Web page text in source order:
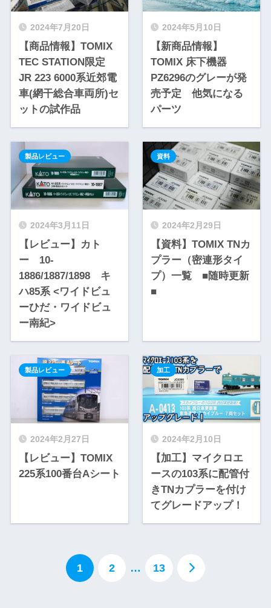
2024年7月20日
【商品情報】TOMIX
TEC STATION限定
JR 223 6000系近郊電
車(網干総合車両所)セ
ットの試作品
2024年5月10日
【新商品情報】
TOMIX 床下機器
PZ6296のグレーが発
売予定 他気になる
パーツ
2024年3月11日
【レビュー】カト
ー 10-
1886/1887/1898 キ
ハ85系 <ワイドビュ
ーひだ・ワイドビュ
ー南紀>
製品レビュー
2024年2月29日
【資料】TOMIX TNカ
プラー（密連形タイ
プ）一覧 ■随時更新
■
資料
2024年2月27日
【レビュー】TOMIX
225系100番台Aシート
製品レビュー
2024年2月10日
【加工】マイクロエ
ースの103系に配管付
きTNカプラーを付け
てグレードアップ！
加工
1 2 … 13